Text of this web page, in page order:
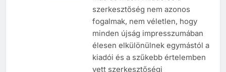
más és más. A kiadó és a
szerkesztőség nem azonos
fogalmak, nem véletlen, hogy
minden újság impresszumában
élesen elkülönülnek egymástól a
kiadói és a szűkebb értelemben